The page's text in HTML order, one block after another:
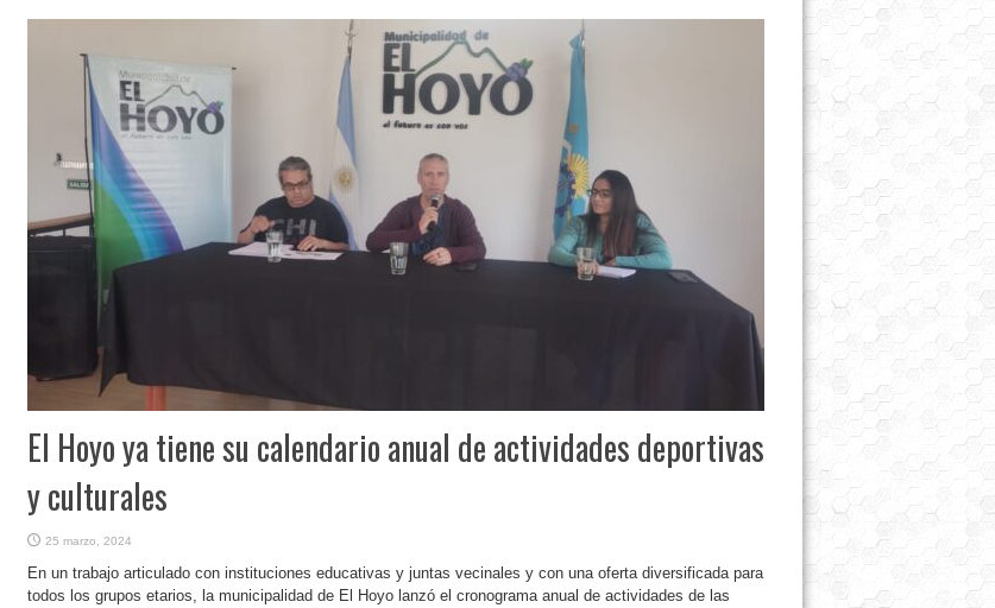
El Hoyo ya tiene su calendario anual de actividades deportivas
y culturales
25 marzo, 2024
En un trabajo articulado con instituciones educativas y juntas vecinales y con una oferta diversificada para
todos los grupos etarios, la municipalidad de El Hoyo lanzó el cronograma anual de actividades de las